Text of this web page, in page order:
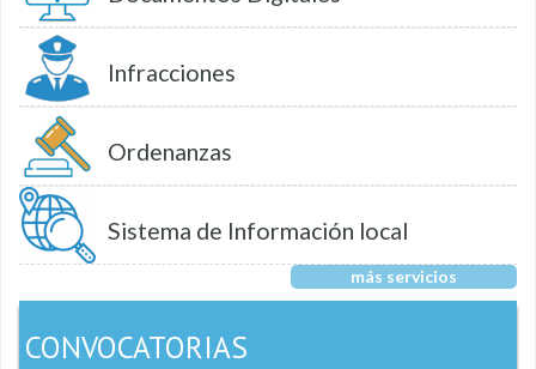
Infracciones
Ordenanzas
Sistema de Información local
más servicios
CONVOCATORIAS